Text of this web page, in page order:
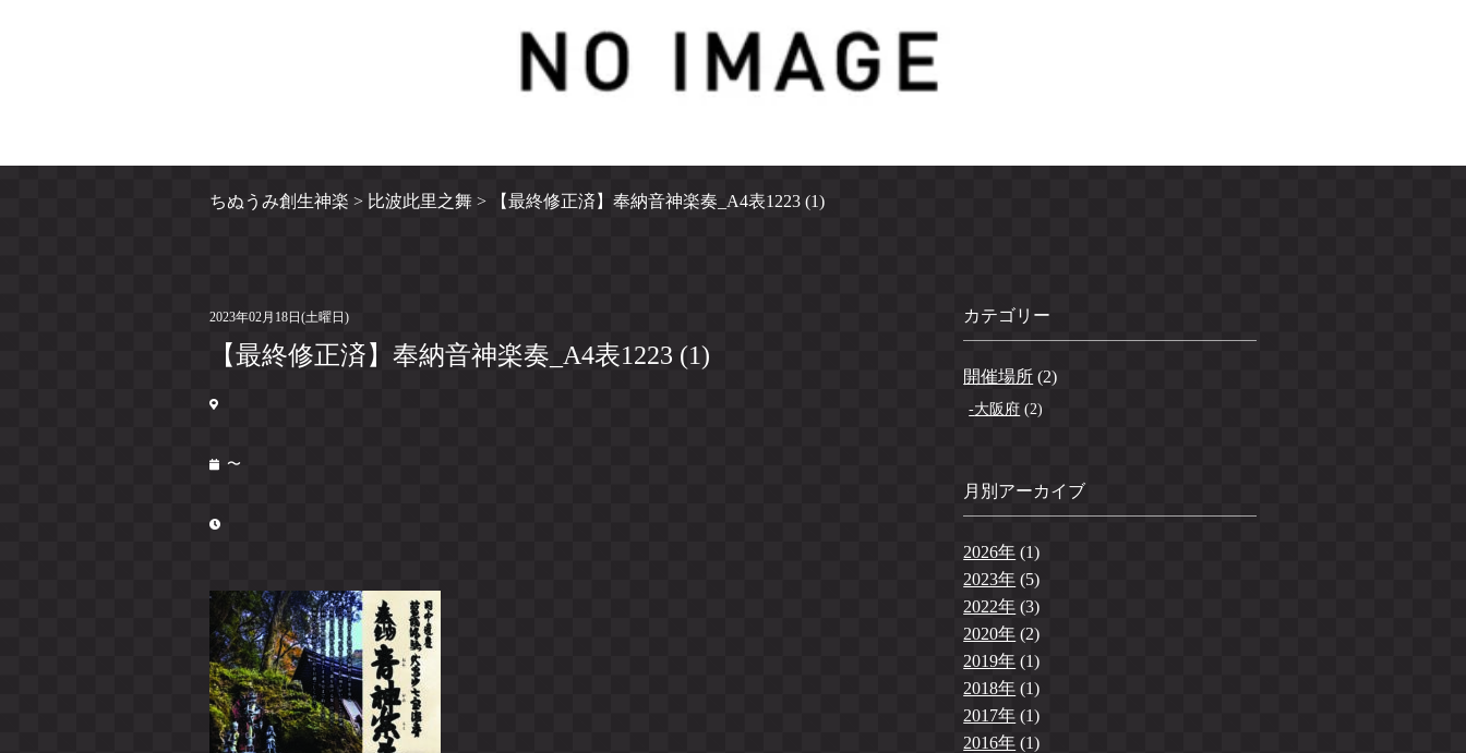
ちぬうみ創生神楽 > 比波此里之舞 > 【最終修正済】奉納音神楽奏_A4表1223 (1)
2023年02月18日(土曜日)
【最終修正済】奉納音神楽奏_A4表1223 (1)
〜
カテゴリー
開催場所 (2)
大阪府 (2)
月別アーカイブ
2026年 (1)
2023年 (5)
2022年 (3)
2020年 (2)
2019年 (1)
2018年 (1)
2017年 (1)
2016年 (1)